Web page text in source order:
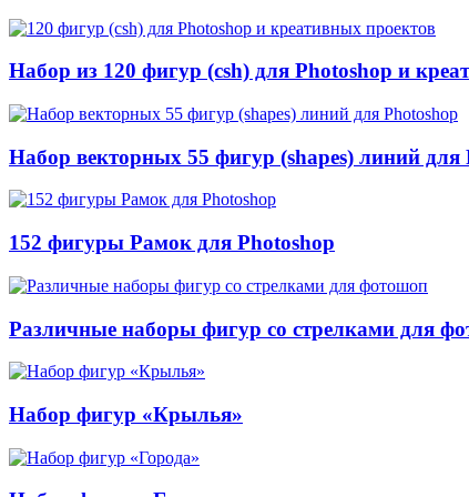
Набор из 120 фигур (csh) для Photoshop и
Набор векторных 55 фигур (shapes) линий для
152 фигуры Рамок для Photoshop
Различные наборы фигур со стрелками для
Набор фигур «Крылья»